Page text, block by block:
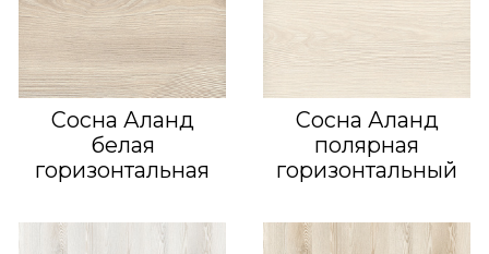
Сосна Аланд
белая
горизонтальная
Сосна Аланд
полярная
горизонтальный